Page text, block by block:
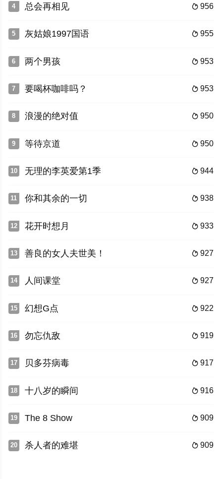
4  956
总会再相见
5  955
灰姑娘1997国语
6  953
两个男孩
7  953
要喝杯咖啡吗？
8  950
浪漫的绝对值
9  950
等待京道
10  944
无理的李英爱第1季
11  938
你和其余的一切
12  933
花开时想月
13  927
善良的女人夫世美！
14  927
人间课堂
15  922
幻想G点
16  919
勿忘仇敌
17  917
贝多芬病毒
18  916
十八岁的瞬间
19  909
The 8 Show
20  909
杀人者的难堪